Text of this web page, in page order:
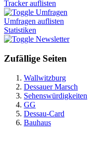
Tracker auflisten
Umfragen
Umfragen auflisten
Statistiken
Newsletter
Zufällige Seiten
Wallwitzburg
Dessauer Marsch
Sehenswürdigkeiten
GG
Dessau-Card
Bauhaus